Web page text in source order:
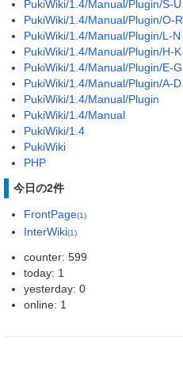
PukiWiki/1.4/Manual/Plugin/S-U
PukiWiki/1.4/Manual/Plugin/O-R
PukiWiki/1.4/Manual/Plugin/L-N
PukiWiki/1.4/Manual/Plugin/H-K
PukiWiki/1.4/Manual/Plugin/E-G
PukiWiki/1.4/Manual/Plugin/A-D
PukiWiki/1.4/Manual/Plugin
PukiWiki/1.4/Manual
PukiWiki/1.4
PukiWiki
PHP
今日の2件
FrontPage(1)
InterWiki(1)
counter: 599
today: 1
yesterday: 0
online: 1